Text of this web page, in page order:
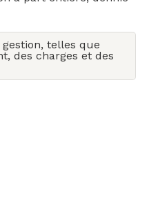
telles que
des charges et des